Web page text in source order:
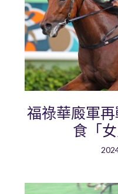
福祿華廄軍
食「女